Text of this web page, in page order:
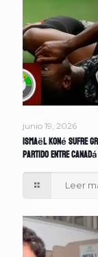
junio 19, 2026
Ismaël Koné sufre
partido entre
Leer